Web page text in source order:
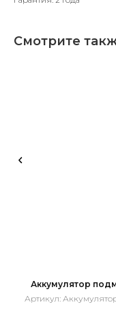
Смотрите
Аккумулятор
Артикул: